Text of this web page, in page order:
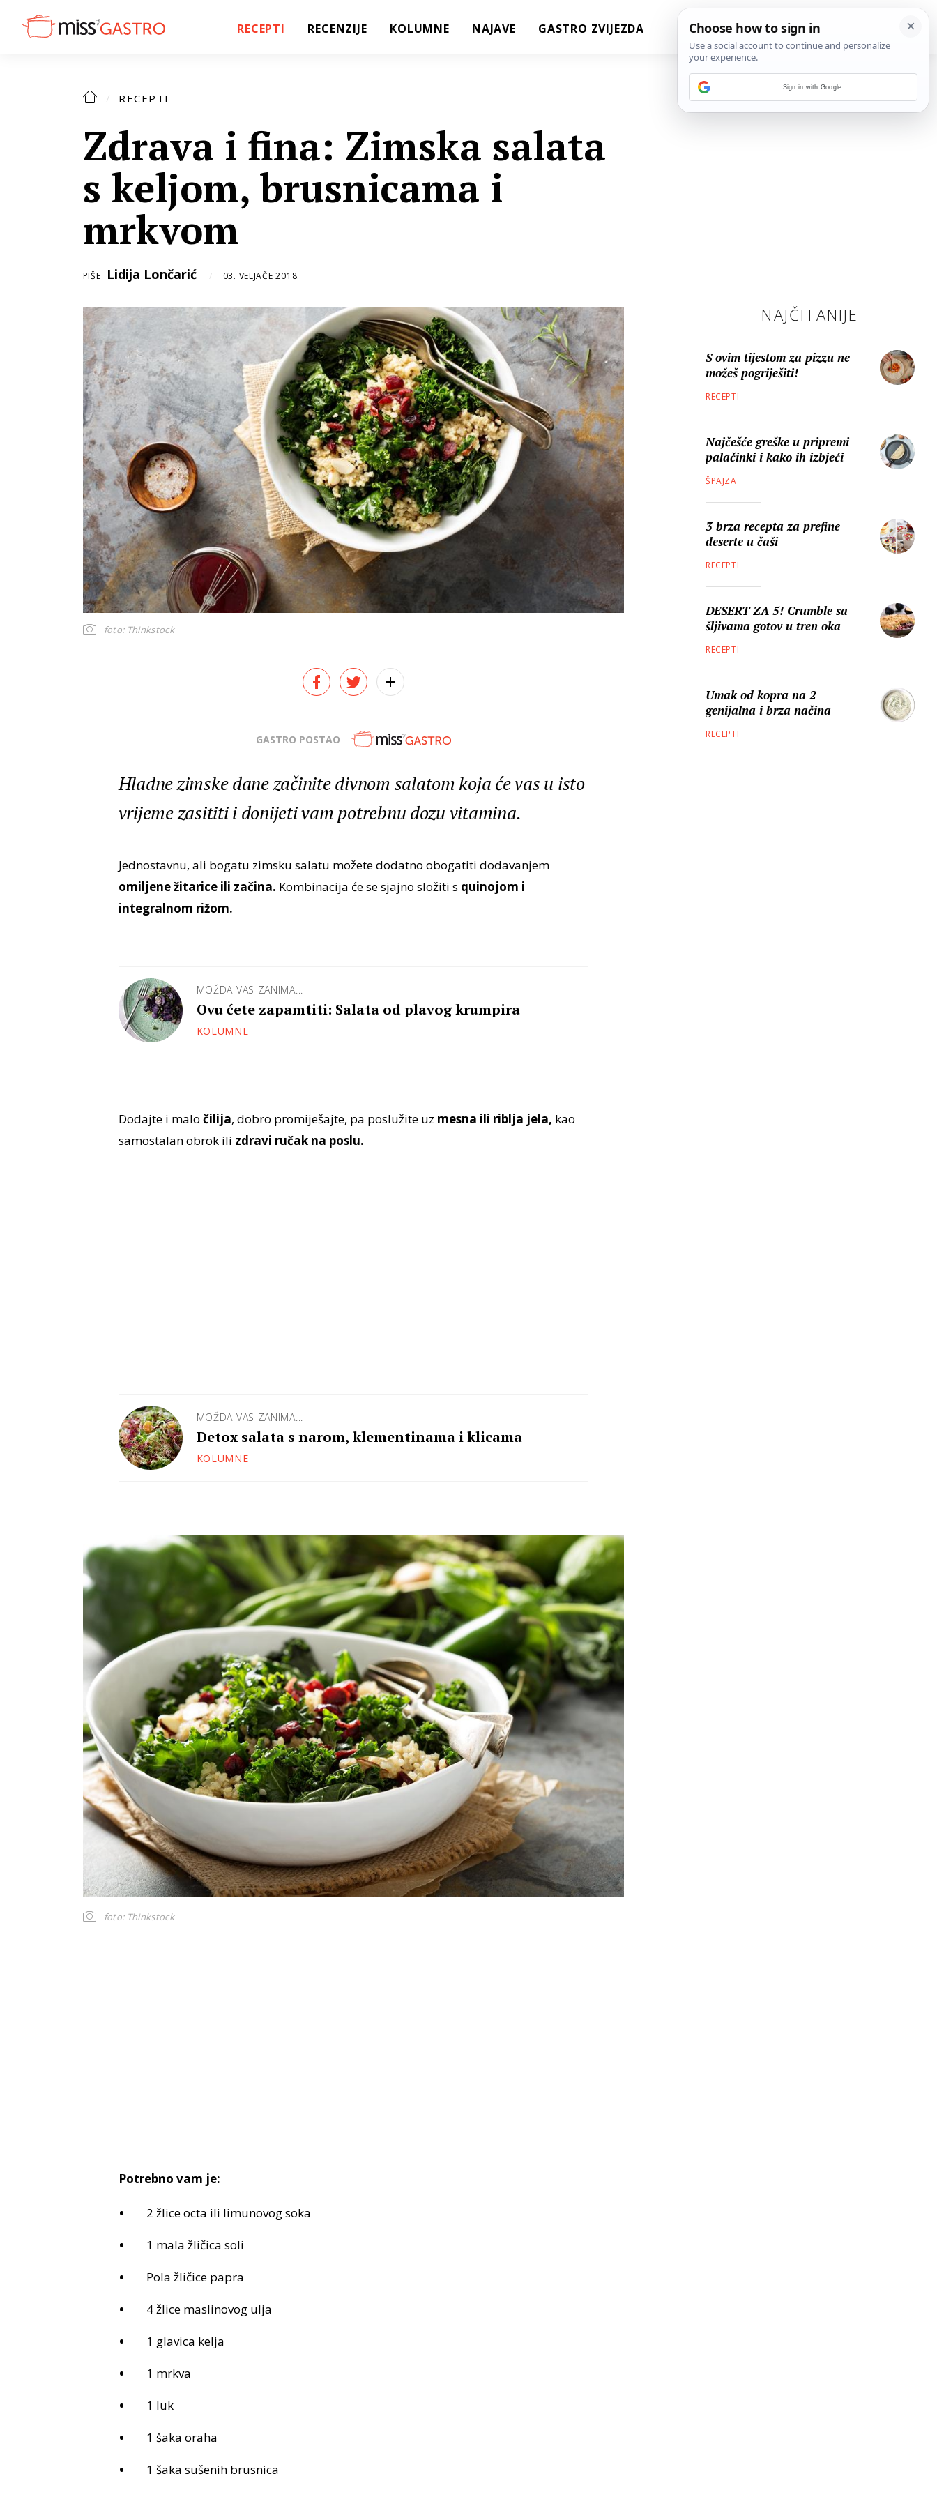
RECEPTI RECENZIJE KOLUMNE NAJAVE GASTRO ZVIJEZDA
RECEPTI
Zdrava i fina: Zimska salata
s keljom, brusnicama i
mrkvom
PIŠE Lidija Lončarić 03. VELJAČE 2018.
foto: Thinkstock
GASTRO POSTAO
Hladne zimske dane začinite divnom salatom koja će vas u isto
vrijeme zasititi i donijeti vam potrebnu dozu vitamina.
Jednostavnu, ali bogatu zimsku salatu možete dodatno obogatiti dodavanjem
omiljene žitarice ili začina. Kombinacija će se sjajno složiti s quinojom i
integralnom rižom.
MOŽDA VAS ZANIMA...
Ovu ćete zapamtiti: Salata od plavog krumpira
KOLUMNE
Dodajte i malo čilija, dobro promiješajte, pa poslužite uz mesna ili riblja jela, kao
samostalan obrok ili zdravi ručak na poslu.
MOŽDA VAS ZANIMA...
Detox salata s narom, klementinama i klicama
KOLUMNE
foto: Thinkstock
Potrebno vam je:
2 žlice octa ili limunovog soka
1 mala žličica soli
Pola žličice papra
4 žlice maslinovog ulja
1 glavica kelja
1 mrkva
1 luk
1 šaka oraha
1 šaka sušenih brusnica
NAJČITANIJE
S ovim tijestom za pizzu ne
možeš pogriješiti!
RECEPTI
Najčešće greške u pripremi
palačinki i kako ih izbjeći
ŠPAJZA
3 brza recepta za prefine
deserte u čaši
RECEPTI
DESERT ZA 5! Crumble sa
šljivama gotov u tren oka
RECEPTI
Umak od kopra na 2
genijalna i brza načina
RECEPTI
Sign in with Google